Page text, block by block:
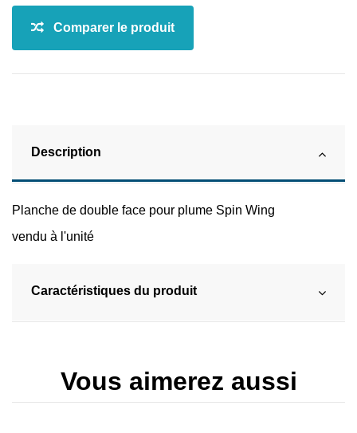
Description
Planche de double face pour plume Spin Wing
vendu à l'unité
Caractéristiques du produit
Vous aimerez aussi